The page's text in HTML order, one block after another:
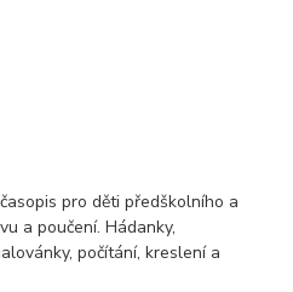
pro děti předškolního a
a poučení. Hádanky,
počítání, kreslení a